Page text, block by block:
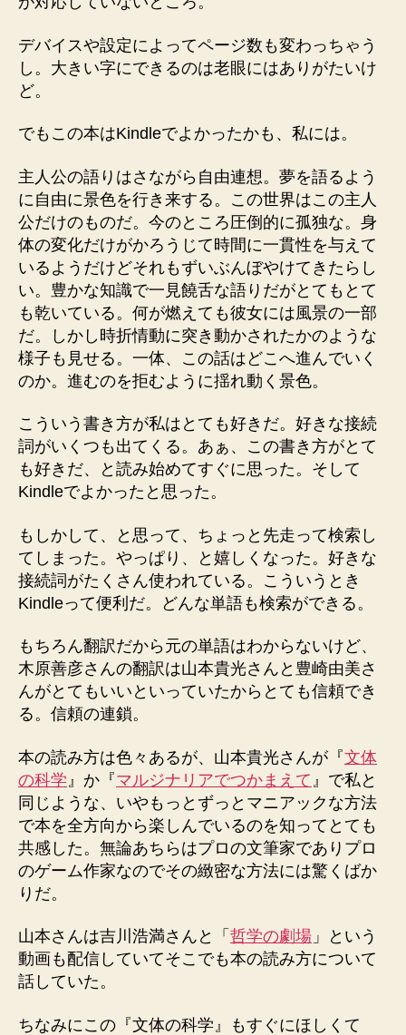
デバイスや設定によってページ数も変わっちゃう
し。大きい字にできるのは老眼にはありがたいけ
ど。
でもこの本はKindleでよかったかも、私には。
主人公の語りはさながら自由連想。夢を語るよう
に自由に景色を行き来する。この世界はこの主人
公だけのものだ。今のところ圧倒的に孤独な。身
体の変化だけがかろうじて時間に一貫性を与えて
いるようだけどそれもずいぶんぼやけてきたらし
い。豊かな知識で一見饒舌な語りだがとてもとて
も乾いている。何が燃えても彼女には風景の一部
だ。しかし時折情動に突き動かされたかのような
様子も見せる。一体、この話はどこへ進んでいく
のか。進むのを拒むように揺れ動く景色。
こういう書き方が私はとても好きだ。好きな接続
詞がいくつも出てくる。あぁ、この書き方がとて
も好きだ、と読み始めてすぐに思った。そして
Kindleでよかったと思った。
もしかして、と思って、ちょっと先走って検索し
てしまった。やっぱり、と嬉しくなった。好きな
接続詞がたくさん使われている。こういうとき
Kindleって便利だ。どんな単語も検索ができる。
もちろん翻訳だから元の単語はわからないけど、
木原善彦さんの翻訳は山本貴光さんと豊崎由美さ
んがとてもいいといっていたからとても信頼でき
る。信頼の連鎖。
本の読み方は色々あるが、山本貴光さんが『文体
の科学 』か『マルジナリアでつかまえて 』で私と
同じような、いやもっとずっとマニアックな方法
で本を全方向から楽しんでいるのを知ってとても
共感した。無論あちらはプロの文筆家でありプロ
のゲーム作家なのでその緻密な方法には驚くばか
りだ。
山本さんは吉川浩満さんと「 哲学の劇場 」という
動画も配信していてそこでも本の読み方について
話していた。
ちなみにこの『文体の科学』もすぐにほしくて